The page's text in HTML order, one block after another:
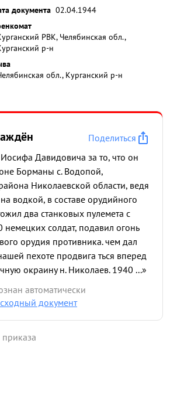
документа 02.04.1944
РВК, Челябинская обл.,
р-н
обл., Курганский р-н
Поделиться
Давидовича за то, что он
Борманы с. Водопой,
Николаевской области, ведя
водкой, в составе орудийного
два станковых пулемета с
немецких солдат, подавил огонь
орудия противника. чем дал
пехоте продвига ться вперед
окраину н. Николаев. 1940 ...»
автоматически
документ